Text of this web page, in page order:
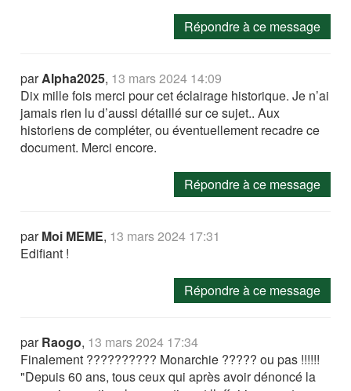
Répondre à ce message
parAlpha2025, 13 mars 2024 14:09
Dix mille fois merci pour cet éclairage historique. Je n’ai
jamais rien lu d’aussi détaillé sur ce sujet.. Aux
historiens de compléter, ou éventuellement recadre ce
document. Merci encore.
Répondre à ce message
parMoi MEME, 13 mars 2024 17:31
Edifiant !
Répondre à ce message
parRaogo, 13 mars 2024 17:34
Finalement ?????????? Monarchie ????? ou pas !!!!!!
"Depuis 60 ans, tous ceux qui après avoir dénoncé la